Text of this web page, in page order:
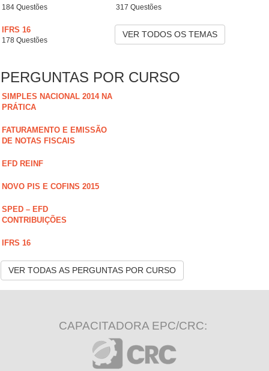
184 Questões 317 Questões
IFRS 16
178 Questões
VER TODOS OS TEMAS
PERGUNTAS POR CURSO
SIMPLES NACIONAL 2014 NA
PRÁTICA
FATURAMENTO E EMISSÃO
DE NOTAS FISCAIS
EFD REINF
NOVO PIS E COFINS 2015
SPED – EFD
CONTRIBUIÇÕES
IFRS 16
VER TODAS AS PERGUNTAS POR CURSO
CAPACITADORA EPC/CRC: